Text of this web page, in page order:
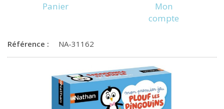
Panier
Mon
compte
Référence : NA-31162